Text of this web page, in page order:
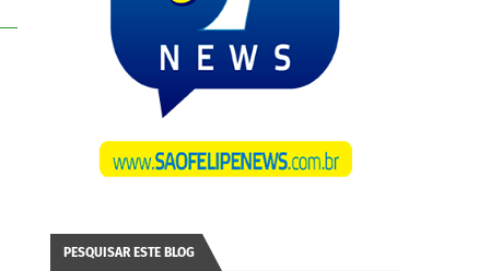
PESQUISAR ESTE BLOG